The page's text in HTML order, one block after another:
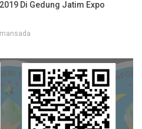
Di Gedung Jatim Expo